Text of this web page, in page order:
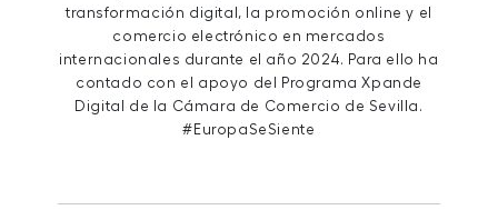
transformación digital, la promoción online y el
comercio electrónico en mercados
internacionales durante el año 2024. Para ello ha
contado con el apoyo del Programa Xpande
Digital de la Cámara de Comercio de Sevilla.
#EuropaSeSiente